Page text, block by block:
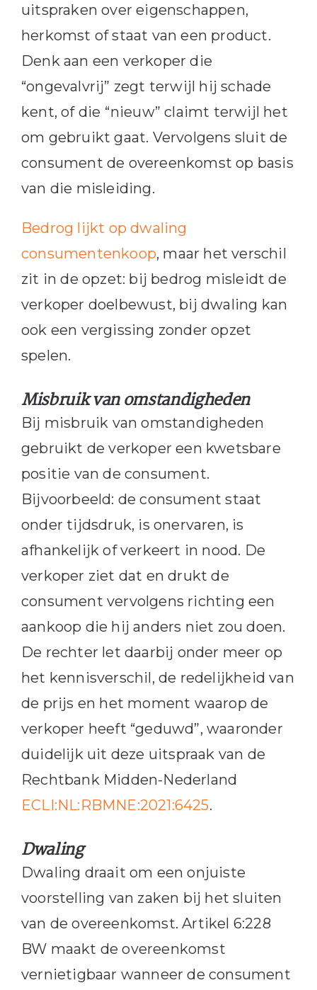
uitspraken over eigenschappen,
herkomst of staat van een product.
Denk aan een verkoper die
“ongevalvrij” zegt terwijl hij schade
kent, of die “nieuw” claimt terwijl het
om gebruikt gaat. Vervolgens sluit de
consument de overeenkomst op basis
van die misleiding.
Bedrog lijkt op dwaling
consumentenkoop, maar het verschil
zit in de opzet: bij bedrog misleidt de
verkoper doelbewust, bij dwaling kan
ook een vergissing zonder opzet
spelen.
Misbruik van omstandigheden
Bij misbruik van omstandigheden
gebruikt de verkoper een kwetsbare
positie van de consument.
Bijvoorbeeld: de consument staat
onder tijdsdruk, is onervaren, is
afhankelijk of verkeert in nood. De
verkoper ziet dat en drukt de
consument vervolgens richting een
aankoop die hij anders niet zou doen.
De rechter let daarbij onder meer op
het kennisverschil, de redelijkheid van
de prijs en het moment waarop de
verkoper heeft “geduwd”, waaronder
duidelijk uit deze uitspraak van de
Rechtbank Midden-Nederland
ECLI:NL:RBMNE:2021:6425.
Dwaling
Dwaling draait om een onjuiste
voorstelling van zaken bij het sluiten
van de overeenkomst. Artikel 6:228
BW maakt de overeenkomst
vernietigbaar wanneer de consument